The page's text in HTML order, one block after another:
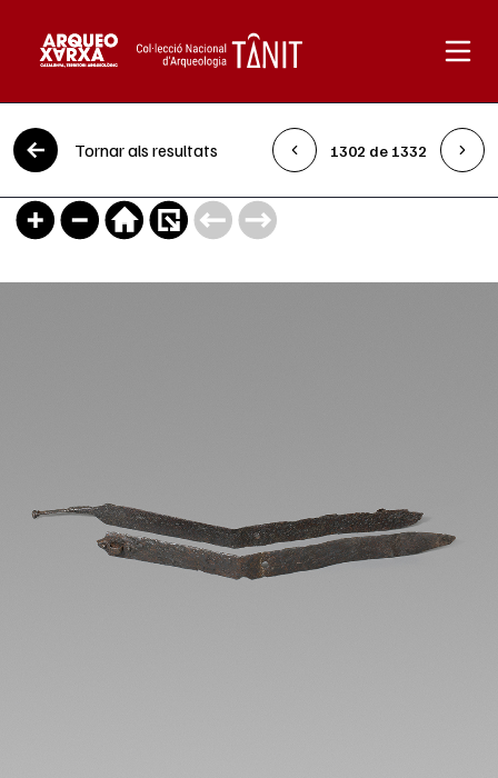
Vés al contingut
Tornar als resultats 1302 de 1332